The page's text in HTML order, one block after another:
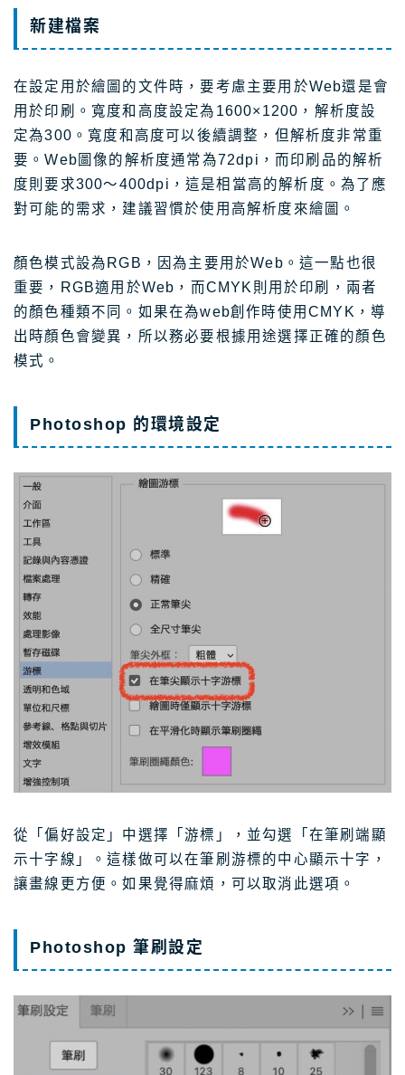
新建檔案
在設定用於繪圖的文件時，要考慮主要用於Web還是會
用於印刷。寬度和高度設定為1600×1200，解析度設
定為300。寬度和高度可以後續調整，但解析度非常重
要。Web圖像的解析度通常為72dpi，而印刷品的解析
度則要求300～400dpi，這是相當高的解析度。為了應
對可能的需求，建議習慣於使用高解析度來繪圖。
顏色模式設為RGB，因為主要用於Web。這一點也很
重要，RGB適用於Web，而CMYK則用於印刷，兩者
的顏色種類不同。如果在為web創作時使用CMYK，導
出時顏色會變異，所以務必要根據用途選擇正確的顏色
模式。
Photoshop 的環境設定
從「偏好設定」中選擇「游標」，並勾選「在筆刷端顯
示十字線」。這樣做可以在筆刷游標的中心顯示十字，
讓畫線更方便。如果覺得麻煩，可以取消此選項。
Photoshop 筆刷設定